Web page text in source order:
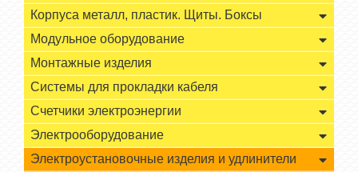
Корпуса металл, пластик. Щиты. Боксы
Модульное оборудование
Монтажные изделия
Системы для прокладки кабеля
Счетчики электроэнергии
Электрооборудование
Электроустановочные изделия и удлинители